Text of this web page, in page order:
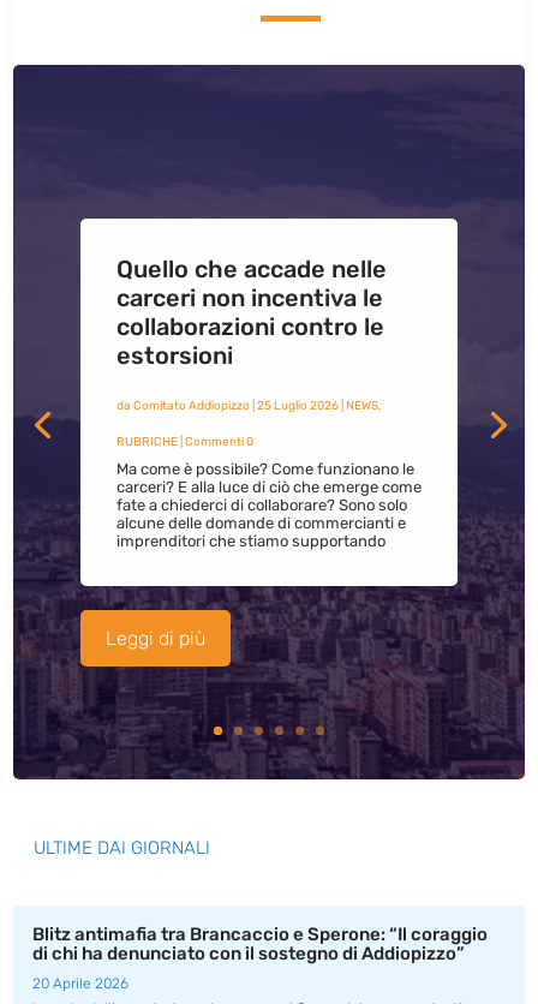
Quello che accade nelle
carceri non incentiva le
collaborazioni contro le
estorsioni
da Comitato Addiopizzo| 25 Luglio 2026| NEWS,
RUBRICHE| Commenti 0
Ma come è possibile? Come funzionano le
carceri? E alla luce di ciò che emerge come
fate a chiederci di collaborare? Sono solo
alcune delle domande di commercianti e
imprenditori che stiamo supportando
Leggi di più
ULTIME DAI GIORNALI
Blitz antimafia tra Brancaccio e Sperone: “Il coraggio
di chi ha denunciato con il sostegno di Addiopizzo”
20 Aprile 2026